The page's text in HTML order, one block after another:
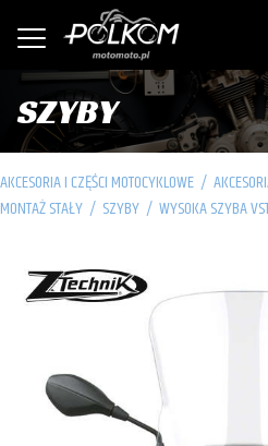
SZYBY
AKCESORIA I CZĘŚCI MOTOCYKLOWE /
MONTAŻ STAŁY / SZYBY / WYSOKA SZYBA